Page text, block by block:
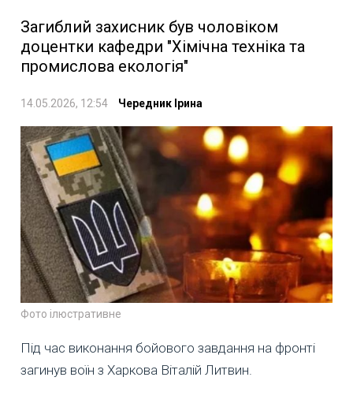
Загиблий захисник був чоловіком
доцентки кафедри "Хімічна техніка та
промислова екологія"
14.05.2026, 12:54 Чередник Ірина
Фото ілюстративне
Під час виконання бойового завдання на фронті
загинув воїн з Харкова Віталій Литвин.